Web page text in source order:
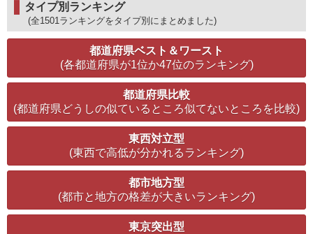
タイプ別ランキング
(全1501ランキングをタイプ別にまとめました)
都道府県ベスト＆ワースト
(各都道府県が1位か47位のランキング)
都道府県比較
(都道府県どうしの似ているところ似てないところを比較)
東西対立型
(東西で高低が分かれるランキング)
都市地方型
(都市と地方の格差が大きいランキング)
東京突出型